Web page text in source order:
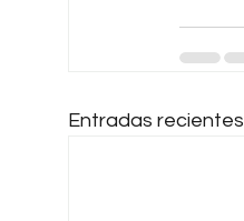
Entradas recientes